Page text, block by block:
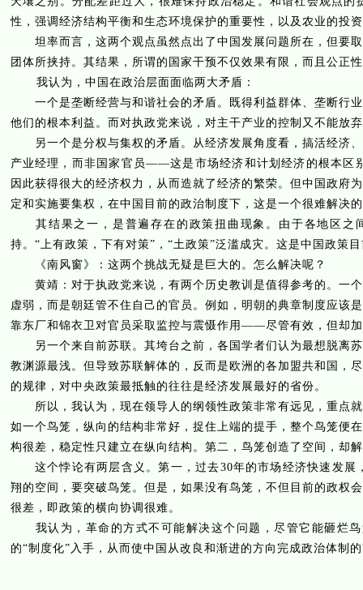
性，强调经济结构平衡和生态环境保护的重要性，以及农业的投
坦率而言，这两个观点虽然点出了中国发展问题所在，但要取
团体所挟持。其结果，所谓的国家干预不仅效果有限，而且公正
我认为，中国在政治层面面临两大矛盾：
一个是垄断经营与和谐社会的矛盾。既得利益群体、垄断行业
他们的根本利益。而对执政党来说，对主干产业的控制又不能放
另一个是分权与集权的矛盾。从经济发展角度看，搞活经济、
产业经理，而非国家官员——这是市场经济和计划经济的根本区
因此获得很大的经济权力，从而造就了经济的繁荣。但中国政府
定和实施要集权，在中国目前的政治制度下，这是一个很难解决
其结果之一，是普遍存在的政策扭曲现象。由于各地区之
持。“上有政策，下有对策”，“土政策”泛滥成灾。这是中国政策
《南风窗》：这两个挑战无疑是巨大的。怎么解决呢？
黄靖：对于执政党来说，有两个历史教训是值得参考的。一个
虚弱，而是朝廷管不住自己的官员。例如，明朝的典章制度应该
靠东厂和锦衣卫对官员采取监控与震慑作用——尽管有效，但却
另一个来自前苏联。其垮台之前，各国学者们认为最想脱离苏
教渊源最浅。但导致苏联解体的，反而是欧洲的各加盟共和国，
的规律，对中央政策最抵触的往往是经济发展最好的省份。
所以，我认为，现在领导人的纲领性政策非常有远见，重点就
如一个鸟笼，纵向的结构非常好，捉住上端的提手，整个鸟笼便
构很差，稳定性只建立在纵向结构。第二，鸟笼创造了空间，却
这个悖论有两层含义。第一，过去30年的市场经济快速发展
翔的空间，要突破鸟笼。但是，如果没有鸟笼，不但目前的政权
很差，即政策的横向协调很难。
我认为，革命的方式不可能解决这个问题，尽管它能砸烂鸟
的“制度化”入手，从而使中国从改良和渐进的方向完成政治体制